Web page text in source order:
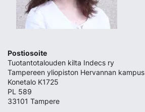
Postiosoite
Tuotantotalouden kilta Indecs ry
Tampereen yliopiston Hervannan kampus
Konetalo K1725
PL 589
33101 Tampere